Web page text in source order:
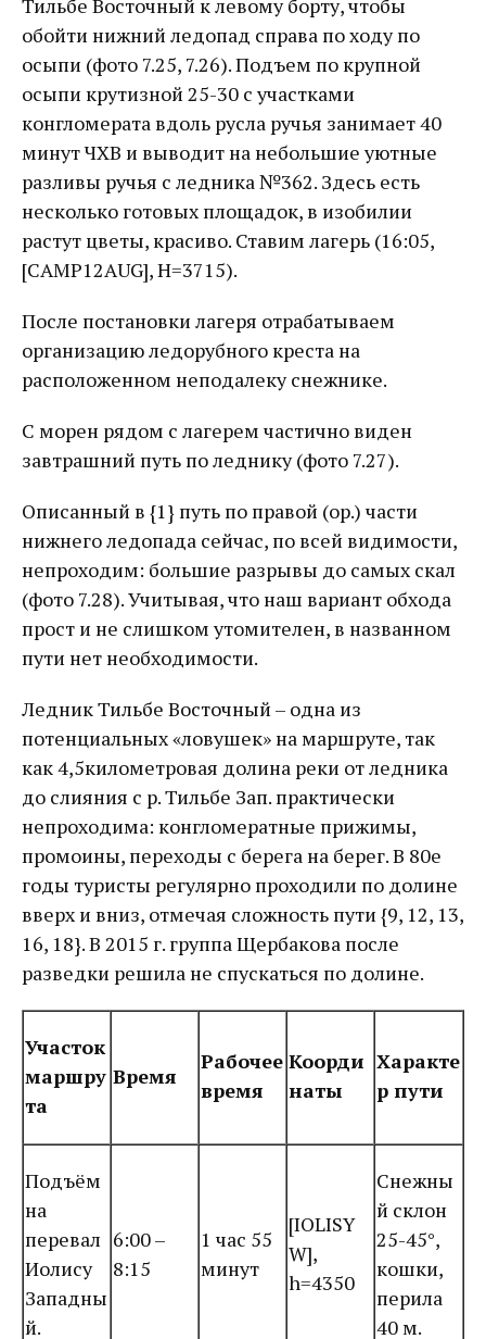
Тильбе Восточный к левому борту, чтобы
обойти нижний ледопад справа по ходу по
осыпи (фото 7.25, 7.26). Подъем по крупной
осыпи крутизной 25-30 с участками
конгломерата вдоль русла ручья занимает 40
минут ЧХВ и выводит на небольшие уютные
разливы ручья с ледника №362. Здесь есть
несколько готовых площадок, в изобилии
растут цветы, красиво. Ставим лагерь (16:05,
[CAMP12AUG], Н=3715).
После постановки лагеря отрабатываем
организацию ледорубного креста на
расположенном неподалеку снежнике.
С морен рядом с лагерем частично виден
завтрашний путь по леднику (фото 7.27).
Описанный в {1} путь по правой (ор.) части
нижнего ледопада сейчас, по всей видимости,
непроходим: большие разрывы до самых скал
(фото 7.28). Учитывая, что наш вариант обхода
прост и не слишком утомителен, в названном
пути нет необходимости.
Ледник Тильбе Восточный – одна из
потенциальных «ловушек» на маршруте, так
как 4,5километровая долина реки от ледника
до слияния с р. Тильбе Зап. практически
непроходима: конгломератные прижимы,
промоины, переходы с берега на берег. В 80е
годы туристы регулярно проходили по долине
вверх и вниз, отмечая сложность пути {9, 12, 13,
16, 18}. В 2015 г. группа Щербакова после
разведки решила не спускаться по долине.
Участок
маршру
та
Время
Рабочее
время
Коорди
наты
Характе
р пути
Подъём
на
перевал
Иолису
Западны
й.
6:00 –
8:15
1 час 55
минут
[IOLISY
W],
h=4350
Снежны
й склон
25-45°,
кошки,
перила
40 м.